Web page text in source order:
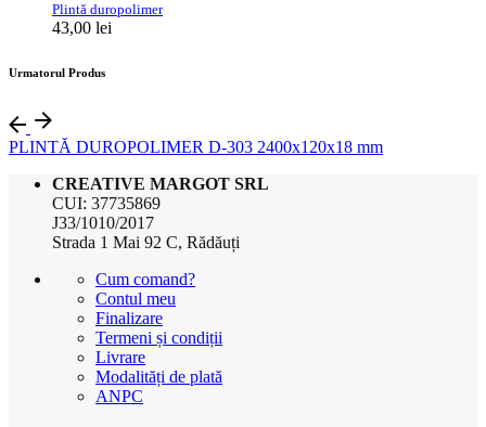
Plintă duropolimer
43,00 lei
Urmatorul Produs
PLINTĂ DUROPOLIMER D-303 2400x120x18 mm
CREATIVE MARGOT SRL
CUI: 37735869
J33/1010/2017
Strada 1 Mai 92 C, Rădăuți
Cum comand?
Contul meu
Finalizare
Termeni și condiții
Livrare
Modalități de plată
ANPC